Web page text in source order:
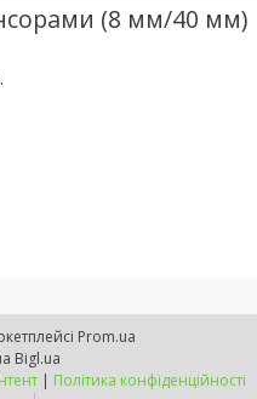
(8 мм/40 мм)
Prom.ua
Bigl.ua
| Політика конфіденційності